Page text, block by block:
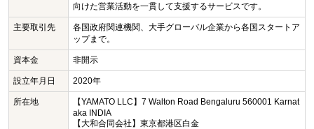
向けた営業活動を一貫して支援するサービスです。
主要取引先
各国政府関連機関、大手グローバル企業から各国スタートア
ップまで。
資本金 非開示
設立年月日 2020年
所在地
【YAMATO LLC】7 Walton Road Bengaluru 560001 Karnat
aka INDIA
【大和合同会社】東京都港区白金